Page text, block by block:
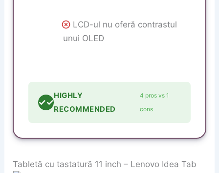
LCD-ul nu oferă contrastul
unui OLED
✓✓
HIGHLY
RECOMMENDED
4 pros vs 1
cons
Tabletă cu tastatură 11 inch – Lenovo Idea Tab